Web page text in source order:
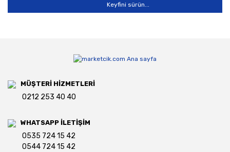
Keyfini sürün...
MÜŞTERİ HİZMETLERİ
0212 253 40 40
WHATSAPP İLETİŞİM
0535 724 15 42
0544 724 15 42